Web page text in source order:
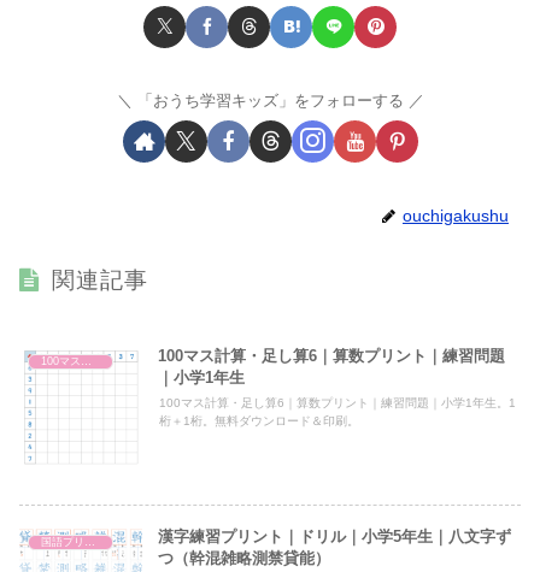
「おうち学習キッズ」をフォローする
ouchigakushu
関連記事
100マス計算・足し算
100マス計算・足し算6｜算数プリント｜練習問題
｜小学1年生
100マス計算・足し算6｜算数プリント｜練習問題｜小学1年生。1
桁＋1桁。無料ダウンロード＆印刷。
国語プリント
漢字練習プリント｜ドリル｜小学5年生｜八文字ず
つ（幹混雑略測禁貸能）